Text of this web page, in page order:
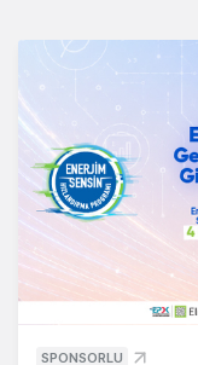
SPONSORLU